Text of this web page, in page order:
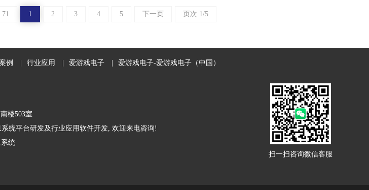
1 2 3 4 5 下一页 页次 1/5
例 行业应用 爱游戏电子 爱游戏电子-爱游戏电子（中国）
楼503室
统平台研发及行业应用软件开发, 欢迎来电咨询!
统
扫一扫咨询微信客服